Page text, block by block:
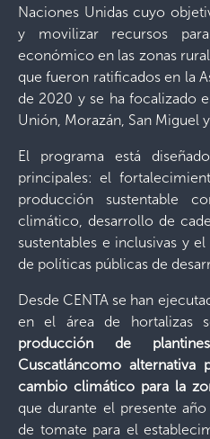
Naciones Unidas cuyo
y movilizar recursos
económico en las zonas
que fueron ratificados en la
de 2020 y se ha focalizado
Unión, Morazán, San Miguel
El programa está
principales: el
producción sustentable
climático, desarrollo de
sustentables e inclusivas y
de políticas públicas de
Desde CENTA se han
en el área de hortalizas
producción de
Cuscatláncomo
cambio climático para la
que durante el presente
de tomate para el